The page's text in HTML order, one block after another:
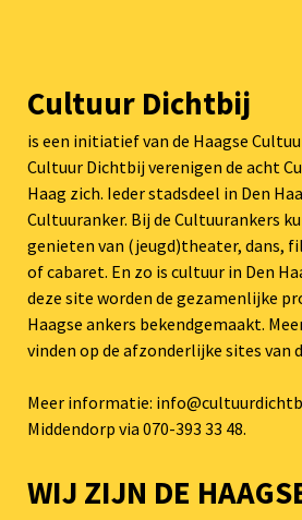
Cultuur Dichtbij
is een initiatief van de Haagse
Cultuur Dichtbij verenigen de acht
Haag zich. Ieder stadsdeel in Den
Cultuuranker. Bij de Cultuurankers
genieten van (jeugd)theater, dans,
of cabaret. En zo is cultuur in Den
deze site worden de gezamenlijke
Haagse ankers bekendgemaakt.
vinden op de afzonderlijke sites van
Meer informatie:
Middendorp via 070-393 33 48.
WIJ ZIJN DE